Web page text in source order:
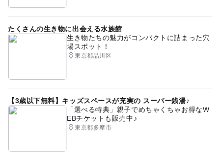
たくさんの生き物に出会える水族館
生き物たちの魅力がコンパクトに詰まった穴
場スポット！
東京都品川区
【3歳以下無料】キッズスペースが充実の スーパー銭湯♪
「選べる特典」親子でめちゃくちゃお得なW
EBチケットも販売中♪
東京都多摩市